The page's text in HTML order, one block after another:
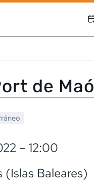
de Maó
– 12:00
(Islas Baleares)